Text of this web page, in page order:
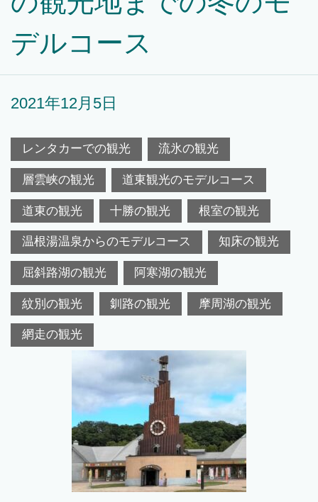
デルコース
2021年12月5日
レンタカーでの観光 流氷の観光
層雲峡の観光 道東観光のモデルコース
道東の観光 十勝の観光 根室の観光
温根湯温泉からのモデルコース 知床の観光
屈斜路湖の観光 阿寒湖の観光
紋別の観光 釧路の観光 摩周湖の観光
網走の観光